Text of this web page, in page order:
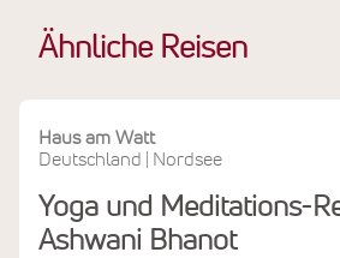
Ähnliche Reisen
Haus am Watt
Deutschland
Nordsee
Yoga und Meditations-
Ashwani Bhanot